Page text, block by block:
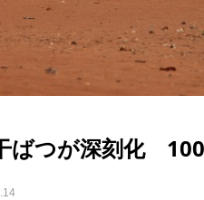
ばつが深刻化